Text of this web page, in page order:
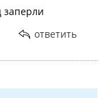
заперли
ответить